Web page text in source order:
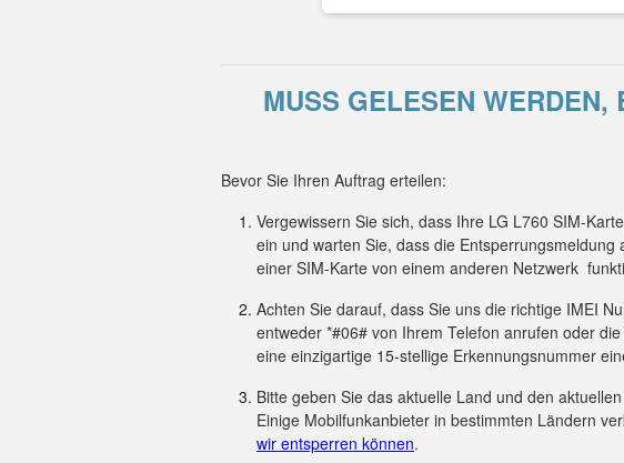
MUSS GELESEN
Bevor Sie Ihren Auftrag erteilen:
Vergewissern Sie sich, dass Ihre LG L760 SIM-
ein und warten Sie, dass die
einer SIM-Karte von einem anderen Netzwerk
Achten Sie darauf, dass Sie uns die richtige IMEI
entweder *#06# von Ihrem Telefon anrufen oder
eine einzigartige 15-stellige Erkennungsnummer
Bitte geben Sie das aktuelle Land und den
Einige Mobilfunkanbieter in bestimmten Ländern
wir entsperren können.